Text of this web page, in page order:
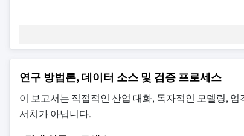
연구 방법론, 데이터 소스 및 검증 프로세스
이 보고서는 직접적인 산업 대화, 독자적인 모델링,
서치가 아닙니다.